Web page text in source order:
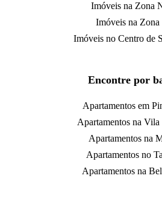
Imóveis na Zona
Imóveis na Zona
Imóveis no Centro de
Encontre por
Apartamentos em
Apartamentos na Vila
Apartamentos na
Apartamentos no
Apartamentos na